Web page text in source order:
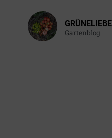
Gastgeschenk für
die Hochzeit, den
Geburtstag, die
Taufe oder einen
GRÜNELIEBE
Gartenblog